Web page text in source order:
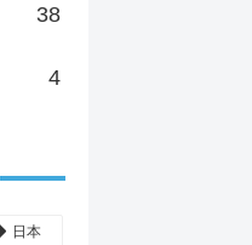
38
4
日本